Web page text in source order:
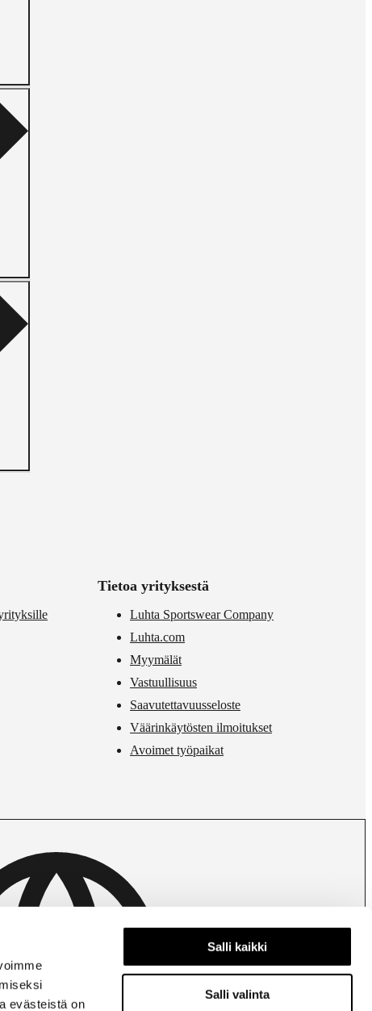
evästeistä on
Salli kaikki
Salli valinta
Tietoa yrityksestä
Luhta Sportswear Company
Luhta.com
Myymälät
Vastuullisuus
Saavutettavuusseloste
Väärinkäytösten ilmoitukset
Avoimet työpaikat
Finland | Change country